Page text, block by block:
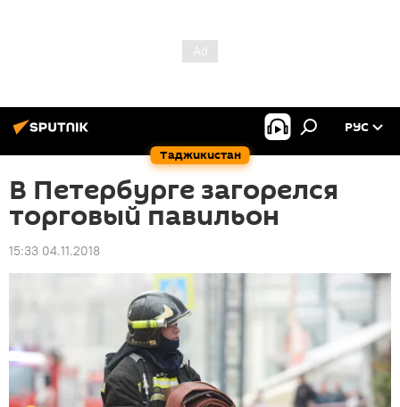
Таджикистан
РУС
В Петербурге загорелся
торговый павильон
15:33 04.11.2018